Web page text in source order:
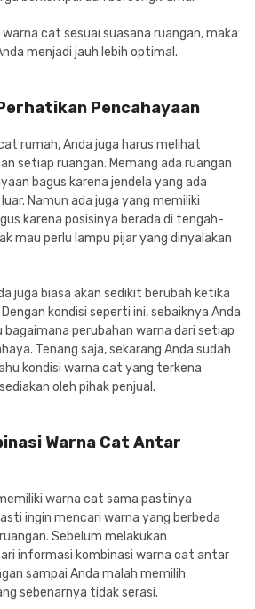
cat sesuai suasana ruangan, maka
menjadi jauh lebih optimal.
Pencahayaan
rumah, Anda juga harus melihat
setiap ruangan. Memang ada ruangan
bagus karena jendela yang ada
Namun ada juga yang memiliki
karena posisinya berada di tengah-
mau perlu lampu pijar yang dinyalakan
juga biasa akan sedikit berubah ketika
kondisi seperti ini, sebaiknya Anda
perubahan warna dari setiap
Tenang saja, sekarang Anda sudah
kondisi warna cat yang terkena
oleh pihak penjual.
Warna Cat Antar
warna cat sama pastinya
ingin mencari warna yang berbeda
Sebelum melakukan
informasi kombinasi warna cat antar
sampai Anda malah memilih
sebenarnya tidak serasi.